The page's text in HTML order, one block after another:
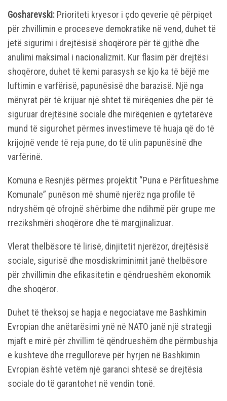
Gosharevski: Prioriteti kryesor i çdo qeverie që përpiqet
për zhvillimin e proceseve demokratike në vend, duhet të
jetë sigurimi i drejtësisë shoqërore për të gjithë dhe
anulimi maksimal i nacionalizmit. Kur flasim për drejtësi
shoqërore, duhet të kemi parasysh se kjo ka të bëjë me
luftimin e varfërisë, papunësisë dhe barazisë. Një nga
mënyrat për të krijuar një shtet të mirëqenies dhe për të
siguruar drejtësinë sociale dhe mirëqenien e qytetarëve
mund të sigurohet përmes investimeve të huaja që do të
krijojnë vende të reja pune, do të ulin papunësinë dhe
varfërinë.
Komuna e Resnjës përmes projektit “Puna e Përfitueshme
Komunale” punëson më shumë njerëz nga profile të
ndryshëm që ofrojnë shërbime dhe ndihmë për grupe me
rrezikshmëri shoqërore dhe të margjinalizuar.
Vlerat thelbësore të lirisë, dinjitetit njerëzor, drejtësisë
sociale, sigurisë dhe mosdiskriminimit janë thelbësore
për zhvillimin dhe efikasitetin e qëndrueshëm ekonomik
dhe shoqëror.
Duhet të theksoj se hapja e negociatave me Bashkimin
Evropian dhe anëtarësimi ynë në NATO janë një strategji
mjaft e mirë për zhvillim të qëndrueshëm dhe përmbushja
e kushteve dhe rregulloreve për hyrjen në Bashkimin
Evropian është vetëm një garanci shtesë se drejtësia
sociale do të garantohet në vendin tonë.